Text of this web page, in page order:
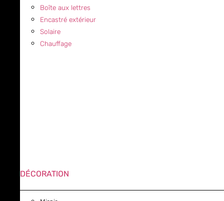
Boîte aux lettres
Encastré extérieur
Solaire
Chauffage
DÉCORATION